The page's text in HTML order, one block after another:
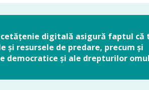
digitală asigură faptul că
resursele de predare, precum și
democratice și ale drepturilor